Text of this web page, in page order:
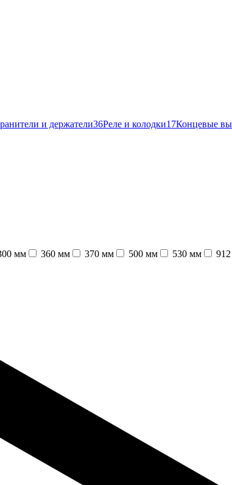
и держатели36Реле и колодки17Концевые
мм 360 мм 370 мм 500 мм 530 мм